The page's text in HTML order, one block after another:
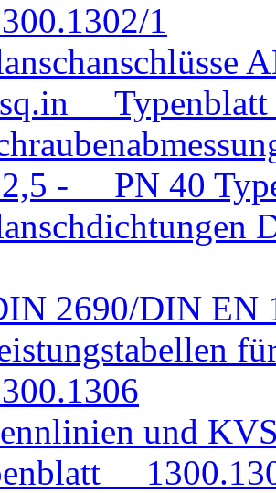
1
Typenblatt
- PN 40
2690/DIN EN
und